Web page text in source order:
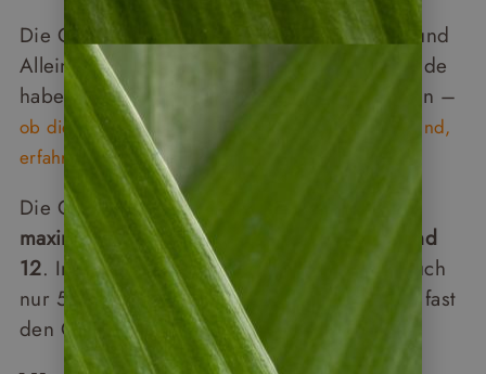
Die Gruppen setzen sich meist aus Paaren und
Alleinreisenden zusammen. Für Alleinreisende
haben wir einen eigenen Artikel geschrieben –
ob die Reisen auch für Alleinreisende geeignet sind,
erfahren Sie hier.
Die Gruppen sind bewusst klein gehalten:
maximal 16 Teilnehmer, meist zwischen 8 und
12. In der Nebensaison reisen manchmal auch
nur 5 Personen zusammen – was der Reise fast
den Charakter einer Privatführung gibt.